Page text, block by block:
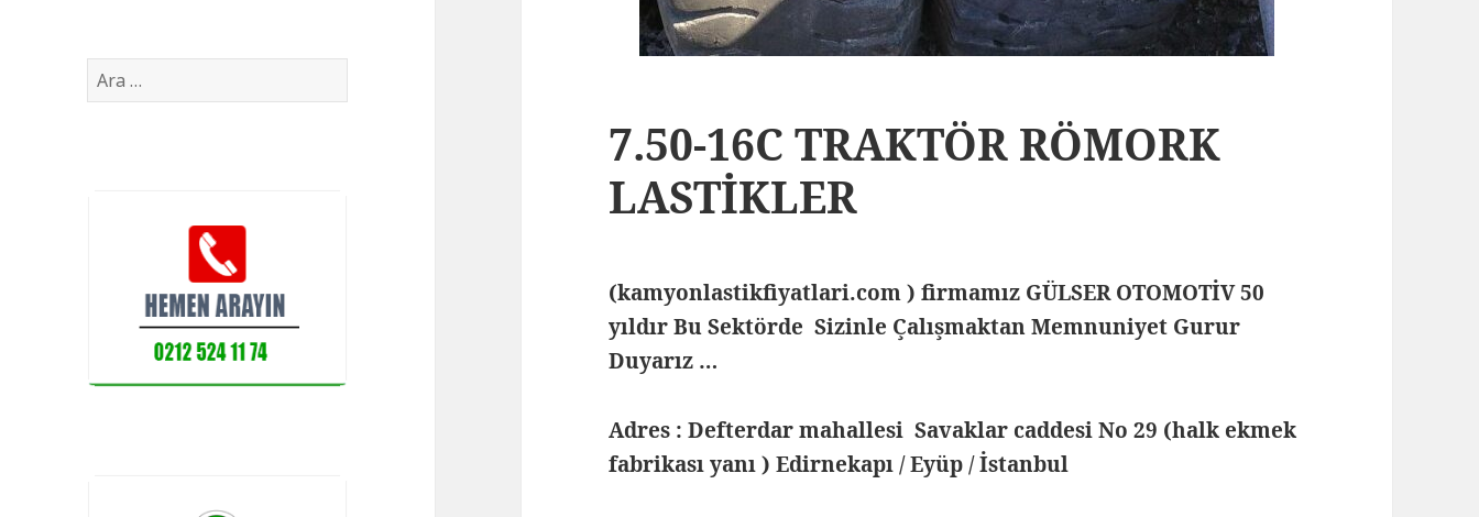
Arama:
7.50-16C TRAKTÖR RÖMORK
LASTİKLER
(kamyonlastikfiyatlari.com ) firmamız GÜLSER OTOMOTİV 50
yıldır Bu Sektörde Sizinle Çalışmaktan Memnuniyet Gurur
Duyarız …
Adres : Defterdar mahallesi Savaklar caddesi No 29 (halk ekmek
fabrikası yanı ) Edirnekapı / Eyüp / İstanbul